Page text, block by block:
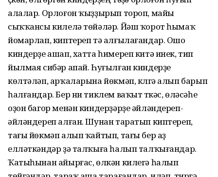
алалар. Орлоғон ҡыҙҙырып тороп, майы
сыҡҡансы килелә төйәләр. Йәш ҡорот һымаҡ
йомарлап, киптереп тә алғылағандар. Ошо
киндерҙе ашап, хатта һимереп китә инек, тип
йылмая сибәр апай. Һуғылған киндерҙе
көлтәләп, арҡаларына йөк­мәп, күлгә алып барып
һалған­дар. Бер ни тиклем ваҡыт үткәс, өләсәһе
оҙон багор менән киндер­ҙәрҙе әйләндереп-
әйләндереп алған. Шунан таратып киптереп,
тағы йөкмәп алып ҡайтып, тағы бер аҙ
елләткәндәр ҙә талҡыға һа­лып талҡығандар.
Ҡатыһынан айырғас, өлкән килегә һалып